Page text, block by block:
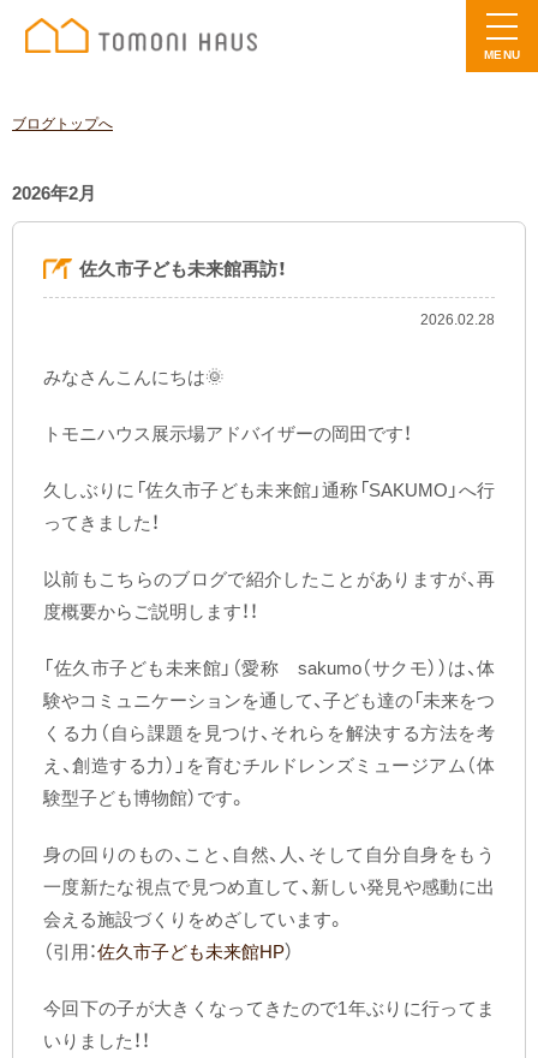
MENU
ブログトップへ
2026年2月
佐久市子ども未来館再訪！
2026.02.28
みなさんこんにちは🌞
トモニハウス展示場アドバイザーの岡田です！
久しぶりに「佐久市子ども未来館」通称「SAKUMO」へ行
ってきました！
以前もこちらのブログで紹介したことがありますが、再
度概要からご説明します！！
「佐久市子ども未来館」（愛称 sakumo（サクモ））は、体
験やコミュニケーションを通して、子ども達の「未来をつ
くる力（自ら課題を見つけ、それらを解決する方法を考
え、創造する力）」を育むチルドレンズミュージアム（体
験型子ども博物館）です。
身の回りのもの、こと、自然、人、そして自分自身をもう
一度新たな視点で見つめ直して、新しい発見や感動に出
会える施設づくりをめざしています。
（引用：佐久市子ども未来館HP）
今回下の子が大きくなってきたので1年ぶりに行ってま
いりました！！